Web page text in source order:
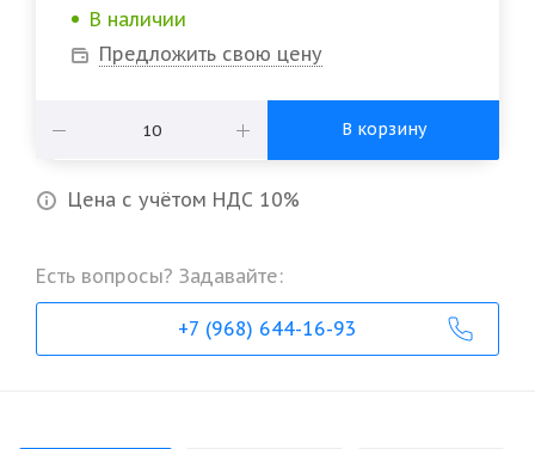
В наличии
Предложить свою цену
В корзину
Цена с учётом НДС 10%
Есть вопросы? Задавайте:
+7 (968) 644-16-93